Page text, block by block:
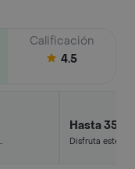
Calificación
4.5
Hasta 35%
Disfruta este